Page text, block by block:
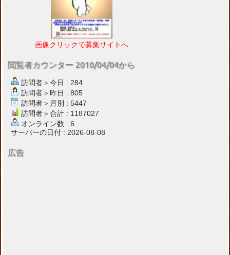
画像クリックで募集サイトへ
閲覧者カウンター 2010/04/04から
訪問者＞今日 : 284
訪問者＞昨日 : 805
訪問者＞月別 : 5447
訪問者＞合計 : 1187027
オンライン数 : 6
サーバーの日付 : 2026-08-08
広告